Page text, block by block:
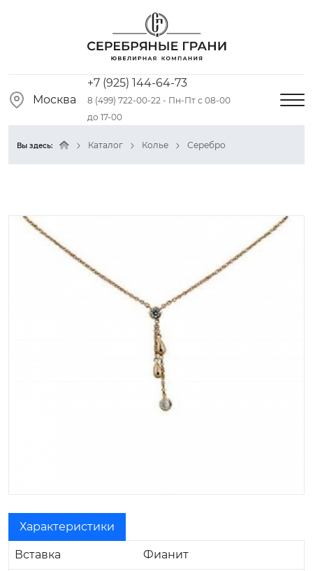
Москва
+7 (925) 144-64-73
8 (499) 722-00-22 - Пн-Пт с 08-00
до 17-00
Вы здесь: Каталог Колье Серебро
Характеристики
Вставка Фианит